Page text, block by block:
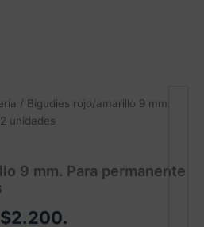
/ Bigudies rojo/amarillo 9 mm.
unidades
9 mm. Para permanente
$2.200.